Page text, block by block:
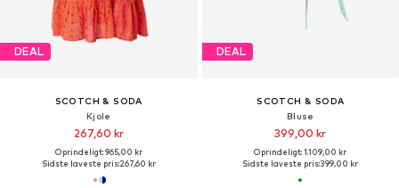
DEAL
SCOTCH & SODA
Kjole
267,60 kr
Oprindeligt: 965,00 kr
Sidste laveste pris:267,60 kr
DEAL
SCOTCH & SODA
Bluse
399,00 kr
Oprindeligt: 1.109,00 kr
Sidste laveste pris:399,00 kr